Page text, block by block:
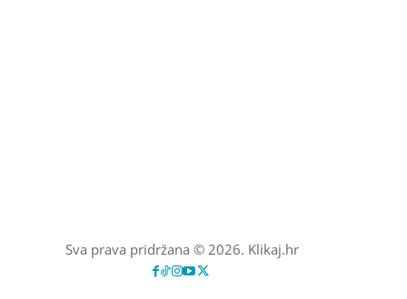
Sva prava pridržana © 2026. Klikaj.hr